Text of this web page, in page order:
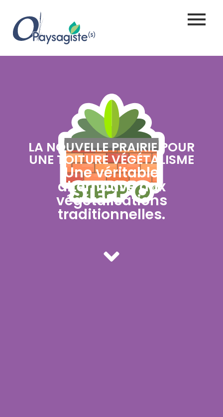
LA NOUVELLE PRAIRIE POUR
UNE TOITURE VÉGÉTALISME
Une véritable
alternative aux
végétalisations
traditionnelles.